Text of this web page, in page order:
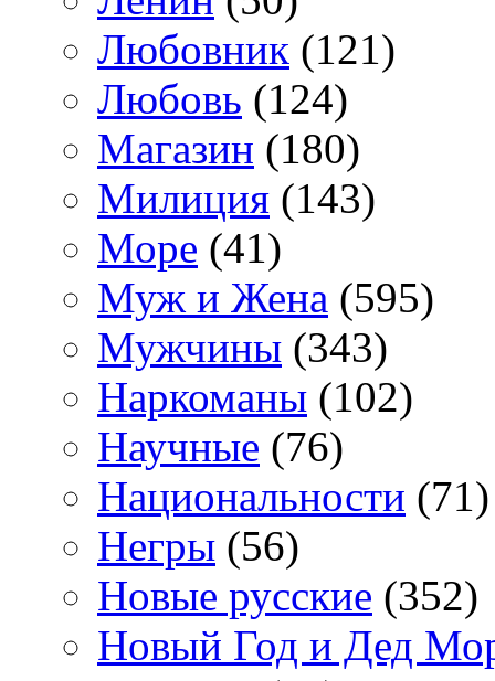
Любовник (121)
Любовь (124)
Магазин (180)
Милиция (143)
Море (41)
Муж и Жена (595)
Мужчины (343)
Наркоманы (102)
Научные (76)
Национальности (71)
Негры (56)
Новые русские (352)
Новый Год и Дед